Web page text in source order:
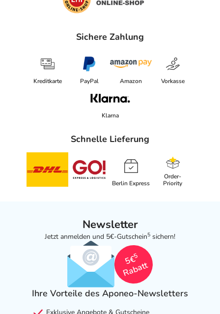
Sichere Zahlung
Kreditkarte PayPal Amazon Vorkasse
Klarna
Schnelle Lieferung
Berlin Express
Order-
Priority
Newsletter
Jetzt anmelden und 5€-Gutschein5 sichern!
5€
5
Rabatt
Ihre Vorteile des Aponeo-Newsletters